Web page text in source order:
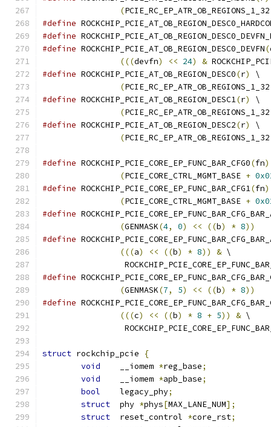
(
#define
#define
#define ROCKCHIP_PCIE_AT_OB_REGION_DESC0_DEVFN(
(((devfn) << 24) &
#define ROCKCHIP_PCIE_AT_OB_REGION_DESC0(r)
\
(
#define ROCKCHIP_PCIE_AT_OB_REGION_DESC1(r)
\
(
#define ROCKCHIP_PCIE_AT_OB_REGION_DESC2(r)
\
(
#define ROCKCHIP_PCIE_CORE_EP_FUNC_BAR_CFG0(fn)
(PCIE_CORE_CTRL_MGMT_BASE +
#define ROCKCHIP_PCIE_CORE_EP_FUNC_BAR_CFG1(fn)
(PCIE_CORE_CTRL_MGMT_BASE +
#define
(GENMASK(4, 0) << ((b) * 8))
#define
(((a) << ((b) * 8)) & \
#define
(GENMASK(7, 5) << ((b) * 8))
#define
(((c) << ((b) * 8 + 5)) & \
struct rockchip_pcie
{
void
	__iomem
*reg_base;
void
	__iomem
*apb_base;
bool
    legacy_phy
;
struct
  phy
*phys[MAX_LANE_NUM];
struct
	reset_control
*core_rst;